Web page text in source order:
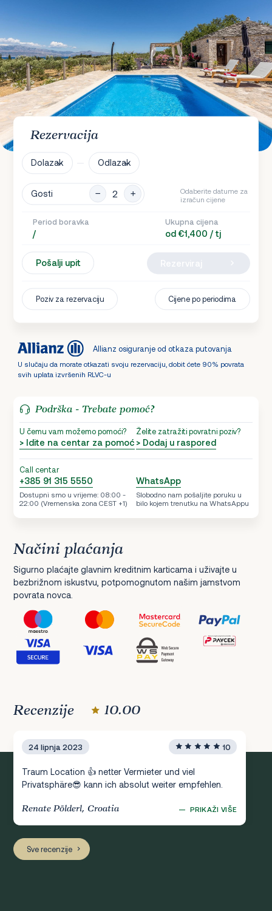
Rezervacija
Dolazak Odlazak
Gosti
Odaberite datume za
izračun cijene
Period boravka
/
Ukupna cijena
od €1,400 / tj
Pošalji upit
Poziv za rezervaciju Cijene po periodima
Allianz osiguranje od otkaza putovanja
U slučaju da morate otkazati svoju rezervaciju, dobit ćete 90% povrata
svih uplata izvršenih RLVC-u
Podrška - Trebate pomoć?
U čemu vam možemo pomoći?
> Idite na centar za pomoć
Želite zatražiti povratni poziv?
> Dodaj u raspored
Call centar
+385 91 315 5550
Dostupni smo u vrijeme: 08:00 -
22:00 (Vremenska zona CEST +1)
WhatsApp
Slobodno nam pošaljite poruku u
bilo kojem trenutku na WhatsAppu
Načini plaćanja
Sigurno plaćajte glavnim kreditnim karticama i uživajte u
bezbrižnom iskustvu, potpomognutom našim jamstvom
povrata novca.
Recenzije 10.00
24 lipnja 2023 10
Traum Location 👍 netter Vermieter und viel
Privatsphäre😎 kann ich absolut weiter empfehlen.
Renate Pölderl, Croatia — PRIKAŽI VIŠE
Sve recenzije